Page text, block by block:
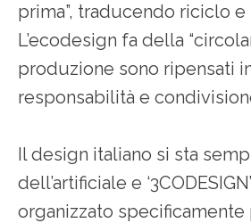
prima”, traducendo riciclo
L’ecodesign fa della
produzione sono ripensati
responsabilità e
Il design italiano si sta
dell’artificiale e
organizzato